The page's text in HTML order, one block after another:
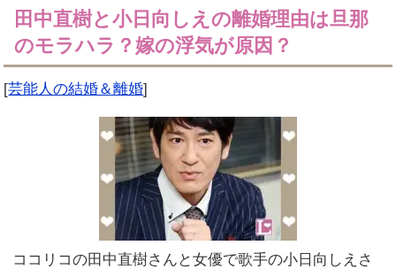
田中直樹と小日向しえの離婚理由は旦那
のモラハラ？嫁の浮気が原因？
[芸能人の結婚＆離婚]
ココリコの田中直樹さんと女優で歌手の小日向しえさ